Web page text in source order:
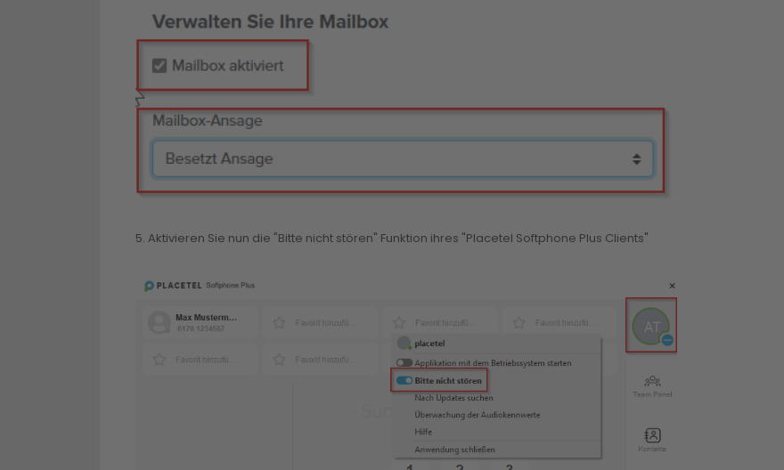
5. Aktivieren Sie nun die "Bitte nicht stören" Funktion ihres "Placetel Softphone Plus Clients"